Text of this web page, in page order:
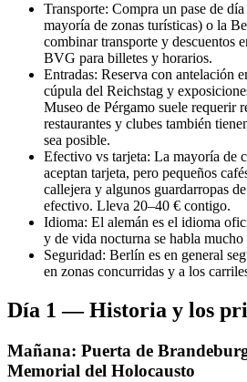
Transporte: Compra un pase de
mayoría de zonas turísticas) o la
combinar transporte y descuentos
BVG para billetes y horarios.
Entradas: Reserva con antelación
cúpula del Reichstag y
Museo de Pérgamo suele requerir
restaurantes y clubes también
sea posible.
Efectivo vs tarjeta: La mayoría de
aceptan tarjeta, pero pequeños
callejera y algunos guardarropas
efectivo. Lleva 20–40 € contigo.
Idioma: El alemán es el idioma
y de vida nocturna se habla mucho
Seguridad: Berlín es en general
en zonas concurridas y a los
Día 1 — Historia y los
Mañana: Puerta de
Memorial del Holocausto